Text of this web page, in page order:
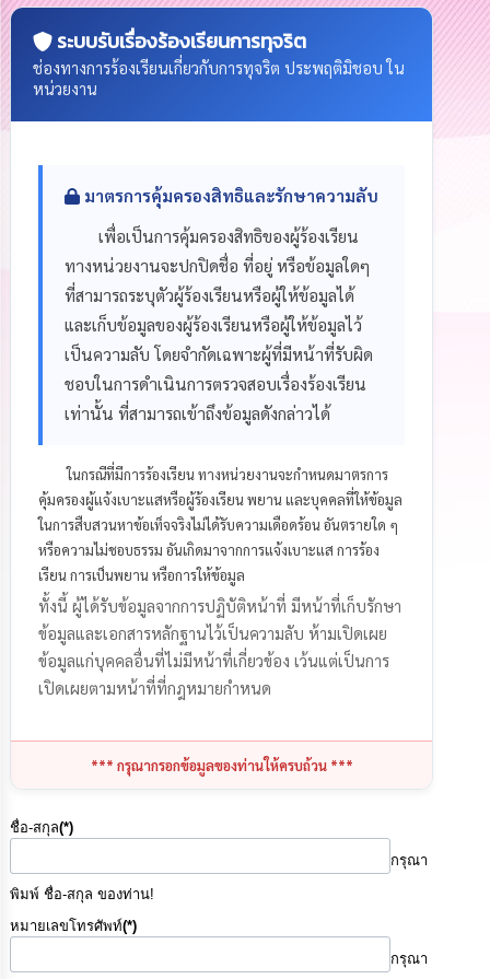
การ
ส่ง
เสริม
ความ
โปร่งใส
การ
นโยบาย
No
Gift
Policy
การ
ดำเนิน
การ
เพื่อ
ป้องกัน
การ
ทุจริต
ส่ง
และ
ความ
โปร่งใส
ร้อง
เรียน
ร้อง
ระบบรับเรื่องร้องเรียนการทุจริต
ช่องทางการร้องเรียนเกี่ยวกับการทุจริต ประพฤติมิชอบ ใน
หน่วยงาน
มาตรการคุ้มครองสิทธิและรักษาความลับ
เพื่อเป็นการคุ้มครองสิทธิของผู้ร้องเรียน
ทางหน่วยงานจะปกปิดชื่อ ที่อยู่ หรือข้อมูลใดๆ
ที่สามารถระบุตัวผู้ร้องเรียนหรือผู้ให้ข้อมูลได้
และเก็บข้อมูลของผู้ร้องเรียนหรือผู้ให้ข้อมูลไว้
เป็นความลับ โดยจำกัดเฉพาะผู้ที่มีหน้าที่รับผิด
ชอบในการดำเนินการตรวจสอบเรื่องร้องเรียน
เท่านั้น ที่สามารถเข้าถึงข้อมูลดังกล่าวได้
ในกรณีที่มีการร้องเรียน ทางหน่วยงานจะกำหนดมาตรการ
คุ้มครองผู้แจ้งเบาะแสหรือผู้ร้องเรียน พยาน และบุคคลที่ให้ข้อมูล
ในการสืบสวนหาข้อเท็จจริงไม่ได้รับความเดือดร้อน อันตรายใด ๆ
หรือความไม่ชอบธรรม อันเกิดมาจากการแจ้งเบาะแส การร้อง
เรียน การเป็นพยาน หรือการให้ข้อมูล
ทั้งนี้ ผู้ได้รับข้อมูลจากการปฏิบัติหน้าที่ มีหน้าที่เก็บรักษา
ข้อมูลและเอกสารหลักฐานไว้เป็นความลับ ห้ามเปิดเผย
ข้อมูลแก่บุคคลอื่นที่ไม่มีหน้าที่เกี่ยวข้อง เว้นแต่เป็นการ
เปิดเผยตามหน้าที่ที่กฎหมายกำหนด
*** กรุณากรอกข้อมูลของท่านให้ครบถ้วน ***
ชื่อ-สกุล(*)
กรุณา
พิมพ์ ชื่อ-สกุล ของท่าน!
หมายเลขโทรศัพท์(*)
กรุณา